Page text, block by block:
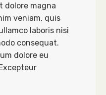
dolore magna
veniam, quis
laboris nisi
consequat.
dolore eu